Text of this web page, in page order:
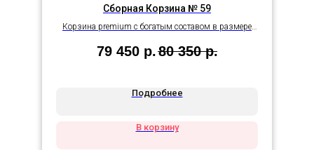
Сборная Корзина № 59
Корзина premium с богатым составом в размере
79 450 р.80 350 р.
Подробнее
В корзину